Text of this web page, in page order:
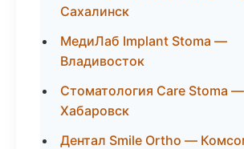
Сахалинск
МедиЛаб Implant Stoma —
Владивосток
Стоматология Care Stoma —
Хабаровск
Дентал Smile Ortho —